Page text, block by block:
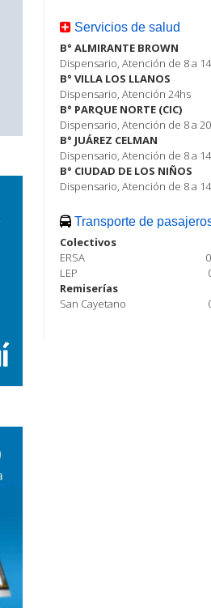
Servicios de salud
B° ALMIRANTE BROWN
Dispensario, Atención de 8 a
B° VILLA LOS LLANOS
Dispensario, Atención 24hs
B° PARQUE NORTE (CIC)
Dispensario, Atención de 8 a
B° JUÁREZ CELMAN
Dispensario, Atención de 8 a
B° CIUDAD DE LOS NIÑOS
Dispensario, Atención de 8 a
Transporte de
Colectivos
ERSA
LEP
Remiserías
San Cayetano